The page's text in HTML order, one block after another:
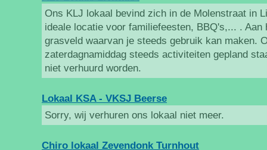
Ons KLJ lokaal bevind zich in de Molenstraat in
ideale locatie voor familiefeesten, BBQ's,... . Aan
grasveld waarvan je steeds gebruik kan maken.
zaterdagnamiddag steeds activiteiten gepland
niet verhuurd worden.
Lokaal KSA - VKSJ Beerse
Sorry, wij verhuren ons lokaal niet meer.
Chiro lokaal Zevendonk Turnhout